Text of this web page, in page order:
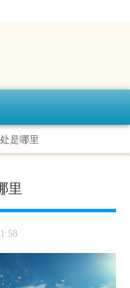
是哪里
里